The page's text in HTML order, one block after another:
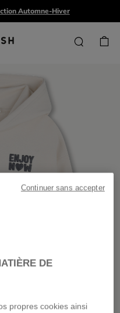
Automne-Hiver
DE
propres cookies ainsi
Continuer sans accepter